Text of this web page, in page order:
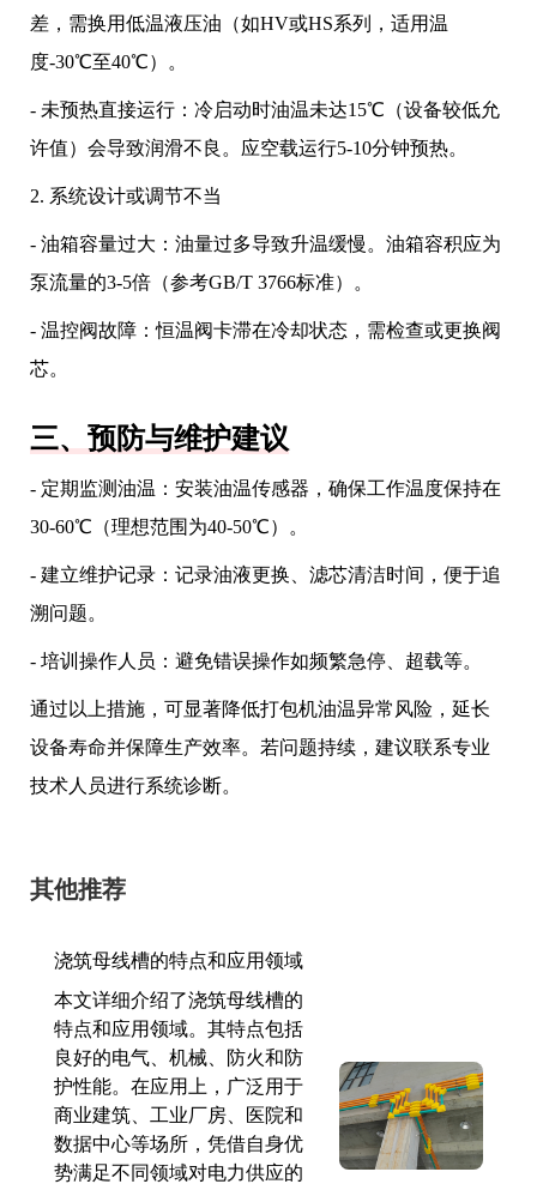
差，需换用低温液压油（如HV或HS系列，适用温
度-30℃至40℃）。
- 未预热直接运行：冷启动时油温未达15℃（设备较低允
许值）会导致润滑不良。应空载运行5-10分钟预热。
2. 系统设计或调节不当
- 油箱容量过大：油量过多导致升温缓慢。油箱容积应为
泵流量的3-5倍（参考GB/T 3766标准）。
- 温控阀故障：恒温阀卡滞在冷却状态，需检查或更换阀
芯。
三、预防与维护建议
- 定期监测油温：安装油温传感器，确保工作温度保持在
30-60℃（理想范围为40-50℃）。
- 建立维护记录：记录油液更换、滤芯清洁时间，便于追
溯问题。
- 培训操作人员：避免错误操作如频繁急停、超载等。
通过以上措施，可显著降低打包机油温异常风险，延长
设备寿命并保障生产效率。若问题持续，建议联系专业
技术人员进行系统诊断。
其他推荐
浇筑母线槽的特点和应用领域
本文详细介绍了浇筑母线槽的
特点和应用领域。其特点包括
良好的电气、机械、防火和防
护性能。在应用上，广泛用于
商业建筑、工业厂房、医院和
数据中心等场所，凭借自身优
势满足不同领域对电力供应的